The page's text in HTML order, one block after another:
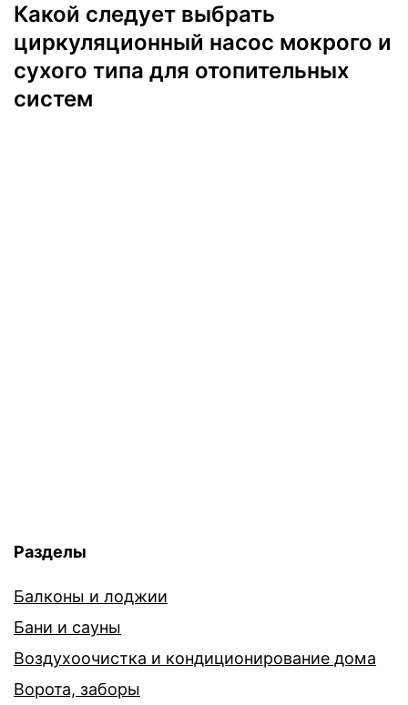
Какой следует выбрать
циркуляционный насос мокрого и
сухого типа для отопительных
систем
Разделы
Балконы и лоджии
Бани и сауны
Воздухоочистка и кондиционирование дома
Ворота, заборы